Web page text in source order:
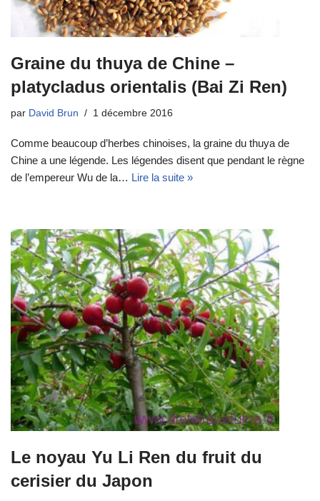
Graine du thuya de Chine –
platycladus orientalis (Bai Zi Ren)
par David Brun 1 décembre 2016
Comme beaucoup d’herbes chinoises, la graine du thuya de
Chine a une légende. Les légendes disent que pendant le règne
de l’empereur Wu de la… Lire la suite »
Le noyau Yu Li Ren du fruit du
cerisier du Japon